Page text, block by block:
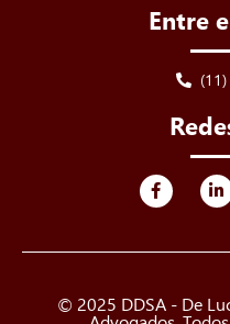
Entre
© 2025 DDSA - De